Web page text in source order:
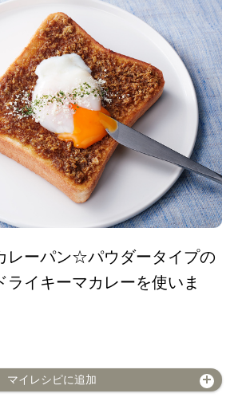
レーパン☆パウダータイプの
ライキーマカレーを使いま
マイレシピに追加